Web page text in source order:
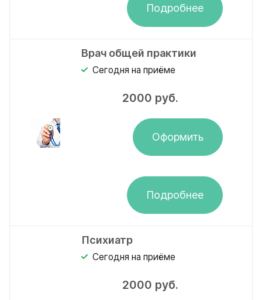
Подробнее
Врач общей практики
Сегодня на приёме
2000 руб.
Оформить
Подробнее
Психиатр
Сегодня на приёме
2000 руб.